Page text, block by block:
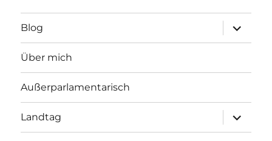
Blog
öffnen
Über mich
Außerparlamentarisch
Landtag
öffnen